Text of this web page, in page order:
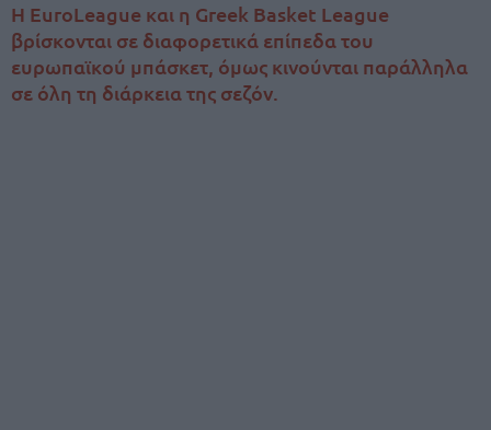
Η EuroLeague και η Greek Basket League
βρίσκονται σε διαφορετικά επίπεδα του
ευρωπαϊκού μπάσκετ, όμως κινούνται παράλληλα
σε όλη τη διάρκεια της σεζόν.